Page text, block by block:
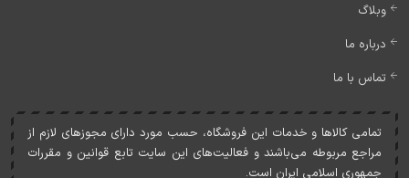
وبلاگ
درباره ما
تماس با ما
تمامی کالاها و خدمات اين فروشگاه، حسب مورد دارای مجوزهای لازم از
مراجع مربوطه می‌باشند و فعاليت‌های اين سايت تابع قوانين و مقررات
جمهوری اسلامی ايران است.